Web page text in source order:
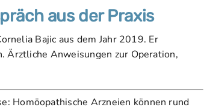
aus der Praxis
Bajic aus dem Jahr 2019. Er
Ärztliche Anweisungen zur Operation,
Homöopathische Arzneien können rund